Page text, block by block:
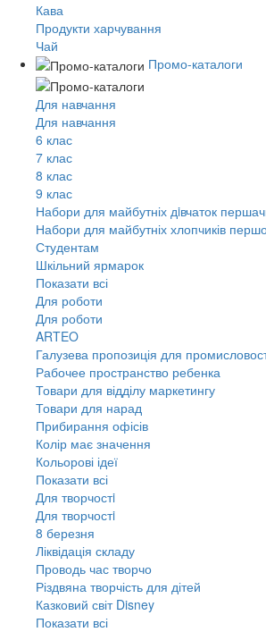
Кава
Продукти харчування
Чай
Промо-каталоги
Для навчання
Для навчання
6 клас
7 клас
8 клас
9 клас
Набори для майбутніх дiвчаток
Набори для майбутніх хлопчиків
Студентам
Шкільний ярмарок
Показати всі
Для роботи
Для роботи
ARTEO
Галузева пропозиція для
Рабочее пространство ребенка
Товари для відділу маркетингу
Товари для нарад
Прибирання офісів
Колір має значення
Кольорові ідеї
Показати всі
Для творчостi
Для творчостi
8 березня
Ліквідація складу
Проводь час творчо
Різдвяна творчість для дітей
Казковий світ Disney
Показати всі